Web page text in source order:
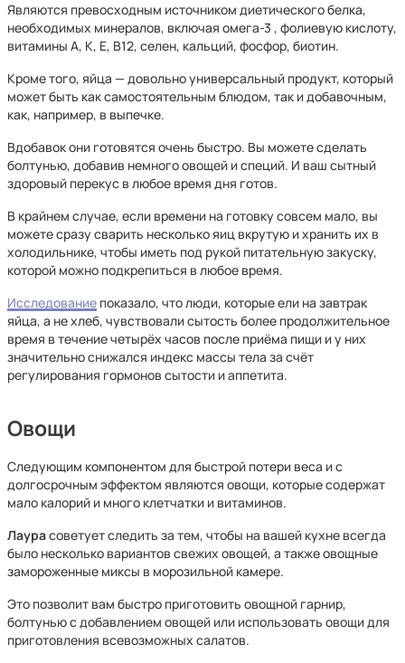
Являются превосходным источником диетического белка,
необходимых минералов, включая омега-3 , фолиевую кислоту,
витамины А, К, Е, В12, селен, кальций, фосфор, биотин.
Кроме того, яйца — довольно универсальный продукт, который
может быть как самостоятельным блюдом, так и добавочным,
как, например, в выпечке.
Вдобавок они готовятся очень быстро. Вы можете сделать
болтунью, добавив немного овощей и специй. И ваш сытный
здоровый перекус в любое время дня готов.
В крайнем случае, если времени на готовку совсем мало, вы
можете сразу сварить несколько яиц вкрутую и хранить их в
холодильнике, чтобы иметь под рукой питательную закуску,
которой можно подкрепиться в любое время.
Исследование показало, что люди, которые ели на завтрак
яйца, а не хлеб, чувствовали сытость более продолжительное
время в течение четырёх часов после приёма пищи и у них
значительно снижался индекс массы тела за счёт
регулирования гормонов сытости и аппетита.
Овощи
Следующим компонентом для быстрой потери веса и с
долгосрочным эффектом являются овощи, которые содержат
мало калорий и много клетчатки и витаминов.
Лаурасоветует следить за тем, чтобы на вашей кухне всегда
было несколько вариантов свежих овощей, а также овощные
замороженные миксы в морозильной камере.
Это позволит вам быстро приготовить овощной гарнир,
болтунью с добавлением овощей или использовать овощи для
приготовления всевозможных салатов.